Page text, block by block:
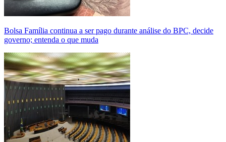
Bolsa Família continua a ser pago durante análise do BPC, decide
governo; entenda o que muda